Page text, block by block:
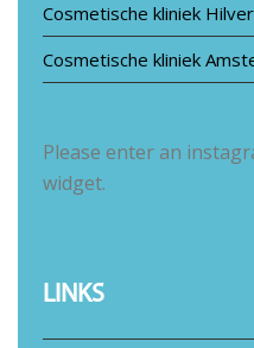
Cosmetische kliniek
Cosmetische kliniek
Please enter an
widget.
LINKS